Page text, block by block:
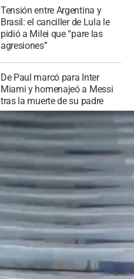
Tensión entre Argentina y
Brasil: el canciller de Lula le
pidió a Milei que “pare las
agresiones”
De Paul marcó para Inter
Miami y homenajeó a Messi
tras la muerte de su padre